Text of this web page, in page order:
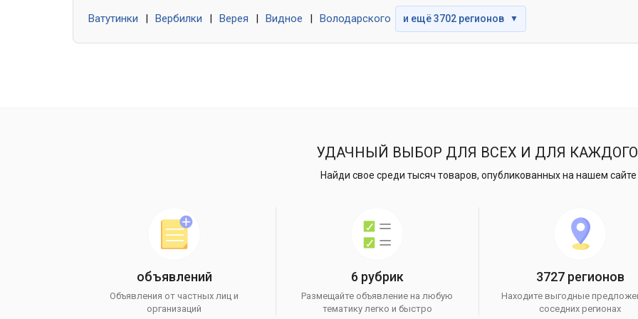
Ватутинки Вербилки Верея Видное Володарского и ещё 3702 регионов ▼
УДАЧНЫЙ ВЫБОР ДЛЯ ВСЕХ И ДЛЯ
Найди свое среди тысяч товаров, опубликованных на нашем сайте
объявлений
Объявления от частных лиц и
организаций
6 рубрик
Размещайте объявление на любую
тематику легко и быстро
3727 регионов
Находите выгодные
соседних регионах